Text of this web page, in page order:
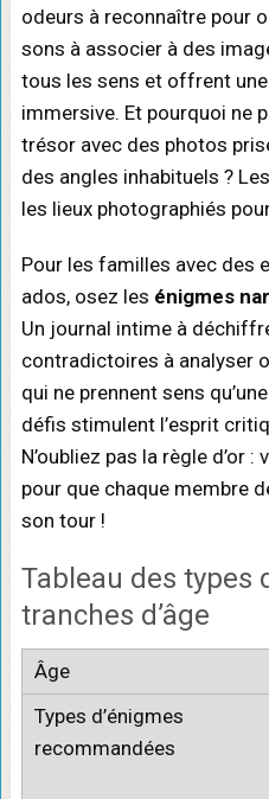
odeurs à reconnaître pour
sons à associer à des
tous les sens et offrent
immersive. Et pourquoi ne
trésor avec des photos
des angles inhabituels ?
les lieux photographiés
Pour les familles avec des
ados, osez les énigmes
Un journal intime à
contradictoires à analyser
qui ne prennent sens
défis stimulent l’esprit
N’oubliez pas la règle d’or
pour que chaque membre
son tour !
Tableau des types
tranches d’âge